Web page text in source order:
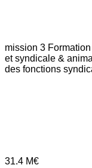
mission 3
et syndicale &
des fonctions
31.4 M€